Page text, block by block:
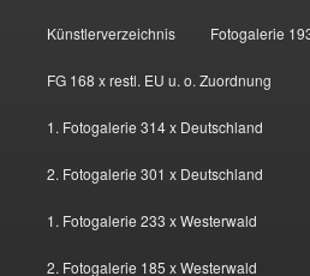
Künstlerverzeichnis Fotogalerie
FG 168 x restl. EU u. o. Zuordnung
1. Fotogalerie 314 x Deutschland
2. Fotogalerie 301 x Deutschland
1. Fotogalerie 233 x Westerwald
2. Fotogalerie 185 x Westerwald